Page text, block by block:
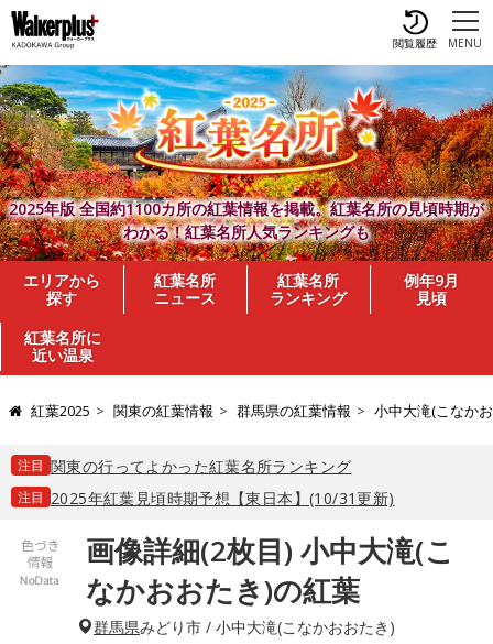
MENU
閲覧履歴
2025年版 全国約1100カ所の紅葉情報を掲載。紅葉名所の見頃時期が
わかる！紅葉名所人気ランキングも
エリアから
探す
紅葉名所
ニュース
紅葉名所
ランキング
例年9月
見頃
紅葉名所に
近い温泉
紅葉2025 関東の紅葉情報 群馬県の紅葉情報 小中大滝(こなか
注目 関東の行ってよかった紅葉名所ランキング
注目 2025年紅葉見頃時期予想【東日本】(10/31更新)
画像詳細(2枚目) 小中大滝(こ
なかおおたき)の紅葉
群馬県みどり市 / 小中大滝(こなかおおたき)